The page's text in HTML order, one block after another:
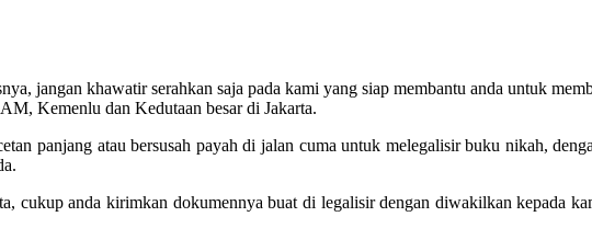
jangan khawatir serahkan saja pada kami yang siap membantu anda untuk
Kemenlu dan Kedutaan besar di Jakarta.
panjang atau bersusah payah di jalan cuma untuk melegalisir buku nikah,
cukup anda kirimkan dokumennya buat di legalisir dengan diwakilkan kepada